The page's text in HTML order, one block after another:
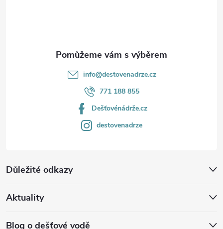
Důležité odkazy
Aktuality
Blog o dešťové vodě
info@destovenadrze.cz
771 188 855
Dešťovénádrže.cz
destovenadrze